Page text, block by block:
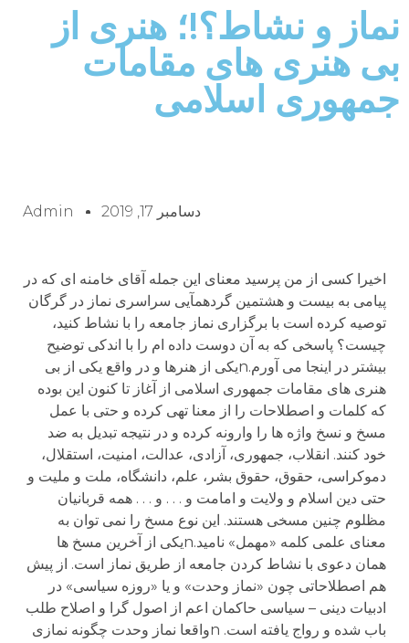
نماز و نشاط؟!؛ هنری از
بی هنری های مقامات
جمهوری اسلامی
دسامبر 17, 2019 Admin
اخیرا کسی از من پرسید معنای این جمله آقای خامنه ای که در
پیامی به بیست و هشتمین گردهمآیی سراسری نماز در گرگان
توصیه کرده است با برگزاری نماز جامعه را با نشاط کنید،
چیست؟ پاسخی که به آن دوست داده ام را با اندکی توضیح
بیشتر در اینجا می آورم.nیکی از هنرها و در واقع یکی از بی
هنری های مقامات جمهوری اسلامی از آغاز تا کنون این بوده
که کلمات و اصطلاحات را از معنا تهی کرده و حتی با عمل
مسخ و نسخ واژه ها را وارونه کرده و در نتیجه تبدیل به ضد
خود کنند. انقلاب، جمهوری، آزادی، عدالت، امنیت، استقلال،
دموکراسی، حقوق، حقوق بشر، علم، دانشگاه، ملت و ملیت و
حتی دین اسلام و ولایت و امامت و . . . و . . . همه قربانیان
مظلوم چنین مسخی هستند. این نوع مسخ را نمی توان به
معنای علمی کلمه «مهمل» نامید.nیکی از آخرین مسخ ها
همان دعوی با نشاط کردن جامعه از طریق نماز است. از پیش
هم اصطلاحاتی چون «نماز وحدت» و یا «روزه سیاسی» در
ادبیات دینی – سیاسی حاکمان اعم از اصول گرا و اصلاح طلب
باب شده و رواج یافته است. nواقعا نماز وحدت چگونه نمازی